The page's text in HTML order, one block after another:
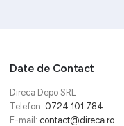
Date de Contact
Direca Depo SRL
Telefon: 0724 101 784
E-mail: contact@direca.ro